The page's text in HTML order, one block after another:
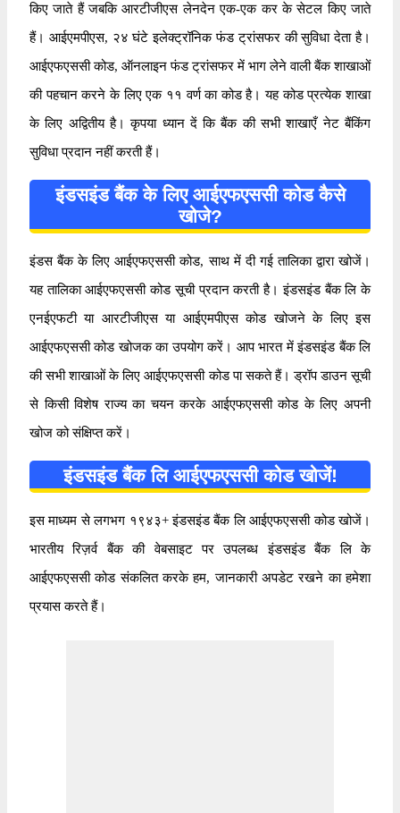
किए जाते हैं जबकि आरटीजीएस लेनदेन एक-एक कर के सेटल किए जाते
हैं। आईएमपीएस, २४ घंटे इलेक्ट्रॉनिक फंड ट्रांसफर की सुविधा देता है।
आईएफएससी कोड, ऑनलाइन फंड ट्रांसफर में भाग लेने वाली बैंक शाखाओं
की पहचान करने के लिए एक ११ वर्ण का कोड है। यह कोड प्रत्येक शाखा
के लिए अद्वितीय है। कृपया ध्यान दें कि बैंक की सभी शाखाएँ नेट बैंकिंग
सुविधा प्रदान नहीं करती हैं।
इंडसइंड बैंक के लिए आईएफएससी कोड कैसे
खोजे?
इंडस बैंक के लिए आईएफएससी कोड, साथ में दी गई तालिका द्वारा खोजें।
यह तालिका आईएफएससी कोड सूची प्रदान करती है। इंडसइंड बैंक लि के
एनईएफटी या आरटीजीएस या आईएमपीएस कोड खोजने के लिए इस
आईएफएससी कोड खोजक का उपयोग करें। आप भारत में इंडसइंड बैंक लि
की सभी शाखाओं के लिए आईएफएससी कोड पा सकते हैं। ड्रॉप डाउन सूची
से किसी विशेष राज्य का चयन करके आईएफएससी कोड के लिए अपनी
खोज को संक्षिप्त करें।
इंडसइंड बैंक लि आईएफएससी कोड खोजें!
इस माध्यम से लगभग १९४३+ इंडसइंड बैंक लि आईएफएससी कोड खोजें।
भारतीय रिज़र्व बैंक की वेबसाइट पर उपलब्ध इंडसइंड बैंक लि के
आईएफएससी कोड संकलित करके हम, जानकारी अपडेट रखने का हमेशा
प्रयास करते हैं।